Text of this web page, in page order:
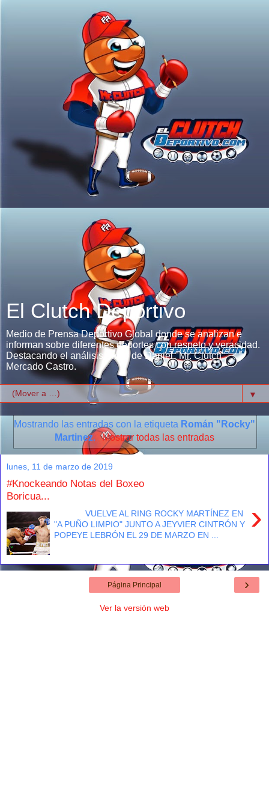
El Clutch Deportivo
Medio de Prensa Deportivo Global donde se analizan e
informan sobre diferentes deportes con respeto y veracidad.
Destacando el análisis único de Daniel "Mr. Clutch"
Mercado Castro.
▼
Mostrando las entradas con la etiqueta Román "Rocky"
Martinez. Mostrar todas las entradas
lunes, 11 de marzo de 2019
#Knockeando Notas del Boxeo
Boricua...
›
VUELVE AL RING ROCKY MARTÍNEZ EN
"A PUÑO LIMPIO" JUNTO A JEYVIER CINTRÓN Y
POPEYE LEBRÓN EL 29 DE MARZO EN ...
›
Página Principal
Ver la versión web